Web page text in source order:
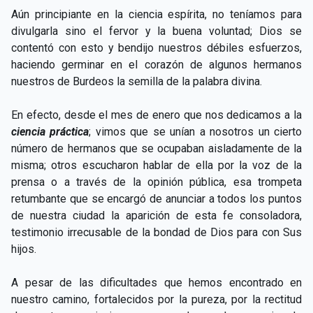
Aún principiante en la ciencia espírita, no teníamos para
divulgarla sino el fervor y la buena voluntad; Dios se
contentó con esto y bendijo nuestros débiles esfuerzos,
haciendo germinar en el corazón de algunos hermanos
nuestros de Burdeos la semilla de la palabra divina.
En efecto, desde el mes de enero que nos dedicamos a la
ciencia práctica; vimos que se unían a nosotros un cierto
número de hermanos que se ocupaban aisladamente de la
misma; otros escucharon hablar de ella por la voz de la
prensa o a través de la opinión pública, esa trompeta
retumbante que se encargó de anunciar a todos los puntos
de nuestra ciudad la aparición de esta fe consoladora,
testimonio irrecusable de la bondad de Dios para con Sus
hijos.
A pesar de las dificultades que hemos encontrado en
nuestro camino, fortalecidos por la pureza, por la rectitud